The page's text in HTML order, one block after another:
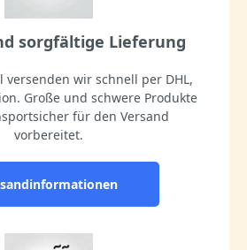
sorgfältige Lieferung
versenden wir schnell per DHL,
Große und schwere Produkte
für den Versand
vorbereitet.